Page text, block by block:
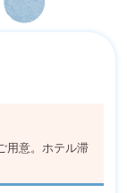
用意。ホテル滞